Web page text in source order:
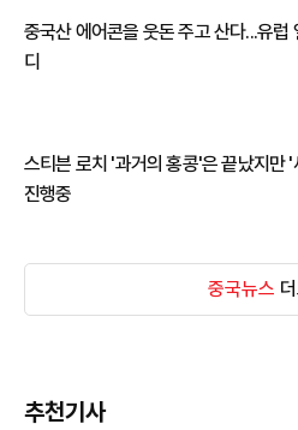
중국산 에어콘을 웃돈 주고 산다...유럽
디
스티븐 로치 '과거의 홍콩'은 끝났지만
진행중
중국뉴스
추천기사